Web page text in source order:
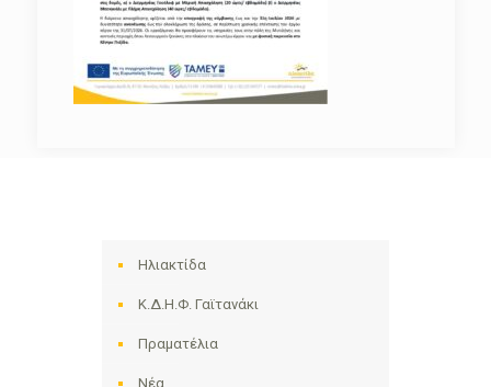
Ηλιακτίδα
Κ.Δ.Η.Φ. Γαϊτανάκι
Πραματέλια
Νέα